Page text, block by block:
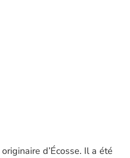
originaire d’Écosse. Il a été